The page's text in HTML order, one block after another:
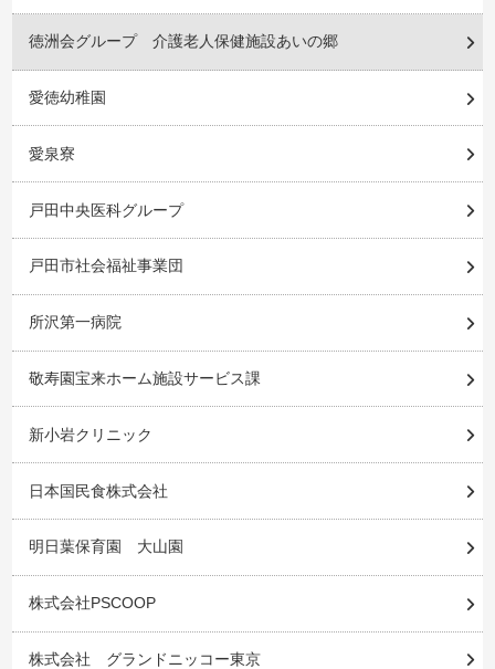
徳洲会グループ 介護老人保健施設あいの郷
愛徳幼稚園
愛泉寮
戸田中央医科グループ
戸田市社会福祉事業団
所沢第一病院
敬寿園宝来ホーム施設サービス課
新小岩クリニック
日本国民食株式会社
明日葉保育園 大山園
株式会社PSCOOP
株式会社 グランドニッコー東京